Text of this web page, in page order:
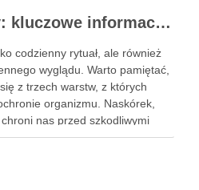
Pielęgnacja skóry: kluczowe informacje i skuteczne metody
codzienny rytuał, ale również
wyglądu. Warto pamiętać,
z trzech warstw, z których
organizmu. Naskórek,
nas przed szkodliwymi
nawilżająca skóra właściwa,